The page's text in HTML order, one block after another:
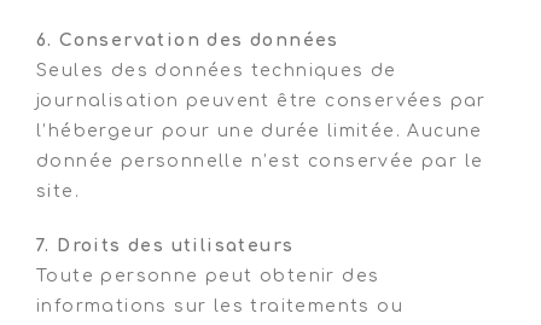
6. Conservation des données
Seules des données techniques de
journalisation peuvent être conservées par
l’hébergeur pour une durée limitée. Aucune
donnée personnelle n’est conservée par le
site.
7. Droits des utilisateurs
Toute personne peut obtenir des
informations sur les traitements ou